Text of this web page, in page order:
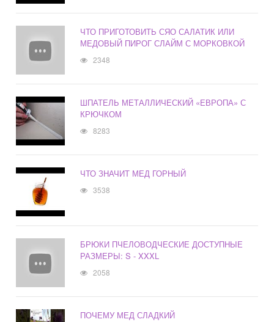
ЧТО ПРИГОТОВИТЬ СЯО САЛАТИК ИЛИ
МЕДОВЫЙ ПИРОГ СЛАЙМ С МОРКОВКОЙ
2348
ШПАТЕЛЬ МЕТАЛЛИЧЕСКИЙ «ЕВРОПА» С
КРЮЧКОМ
8283
ЧТО ЗНАЧИТ МЕД ГОРНЫЙ
3538
БРЮКИ ПЧЕЛОВОДЧЕСКИЕ ДОСТУПНЫЕ
РАЗМЕРЫ: S - XXXL
2058
ПОЧЕМУ МЕД СЛАДКИЙ